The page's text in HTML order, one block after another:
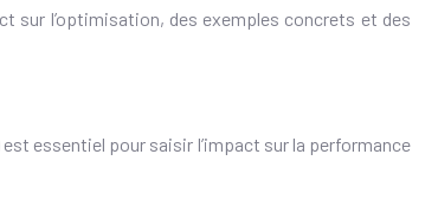
sur l’optimisation, des exemples concrets et des
essentiel pour saisir l’impact sur la performance